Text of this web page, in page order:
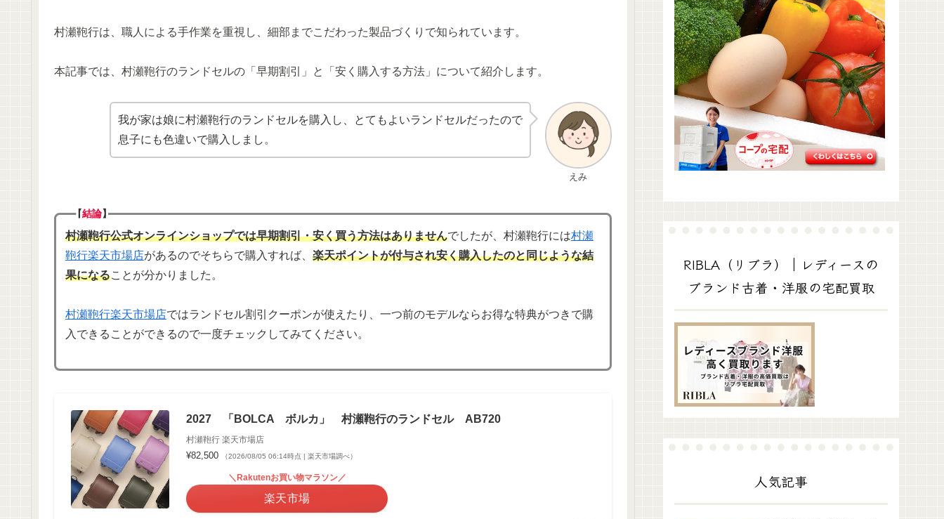
村瀬鞄行は、職人による手作業を重視し、細部までこだわった製品づくりで知られています。
本記事では、村瀬鞄行のランドセルの「早期割引」と「安く購入する方法」について紹介します。
えみ
我が家は娘に村瀬鞄行のランドセルを購入し、とてもよいランドセルだったので
息子にも色違いで購入しまし。
【結論】
村瀬鞄行公式オンラインショップでは早期割引・安く買う方法はありませんでしたが、村瀬鞄行には村瀬
鞄行楽天市場店があるのでそちらで購入すれば、 楽天ポイントが付与され安く購入したのと同じような結
果になることが分かりました。
村瀬鞄行楽天市場店ではランドセル割引クーポンが使えたり、一つ前のモデルならお得な特典がつきで購
入できることができるので一度チェックしてみてください。
2027 「BOLCA ボルカ」 村瀬鞄行のランドセル AB720
村瀬鞄行 楽天市場店
¥82,500 （2026/08/05 06:14時点 | 楽天市場調べ）
＼Rakutenお買い物マラソン／
楽天市場
RIBLA（リブラ）｜レディースの
ブランド古着・洋服の宅配買取
人気記事